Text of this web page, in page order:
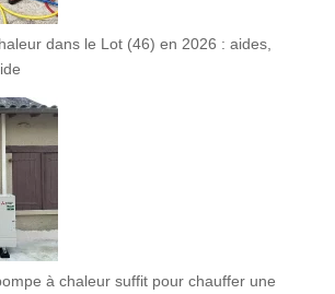
dans le Lot (46) en 2026 : aides,
à chaleur suffit pour chauffer une